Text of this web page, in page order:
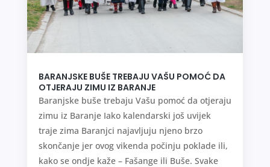
BARANJSKE BUŠE TREBAJU VAŠU POMOĆ DA
OTJERAJU ZIMU IZ BARANJE
Baranjske buše trebaju Vašu pomoć da otjeraju
zimu iz Baranje Iako kalendarski još uvijek
traje zima Baranjci najavljuju njeno brzo
skončanje jer ovog vikenda počinju poklade ili,
kako se ondje kaže – Fašange ili Buše. Svake